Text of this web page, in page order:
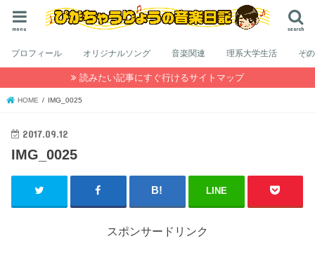
search
menu
プロフィール オリジナルソング 音楽関連 理系大学生活 そ
読みたい記事にすぐ行けるサイトマップ
HOME IMG_0025
2017.09.12
IMG_0025
LINE
スポンサードリンク